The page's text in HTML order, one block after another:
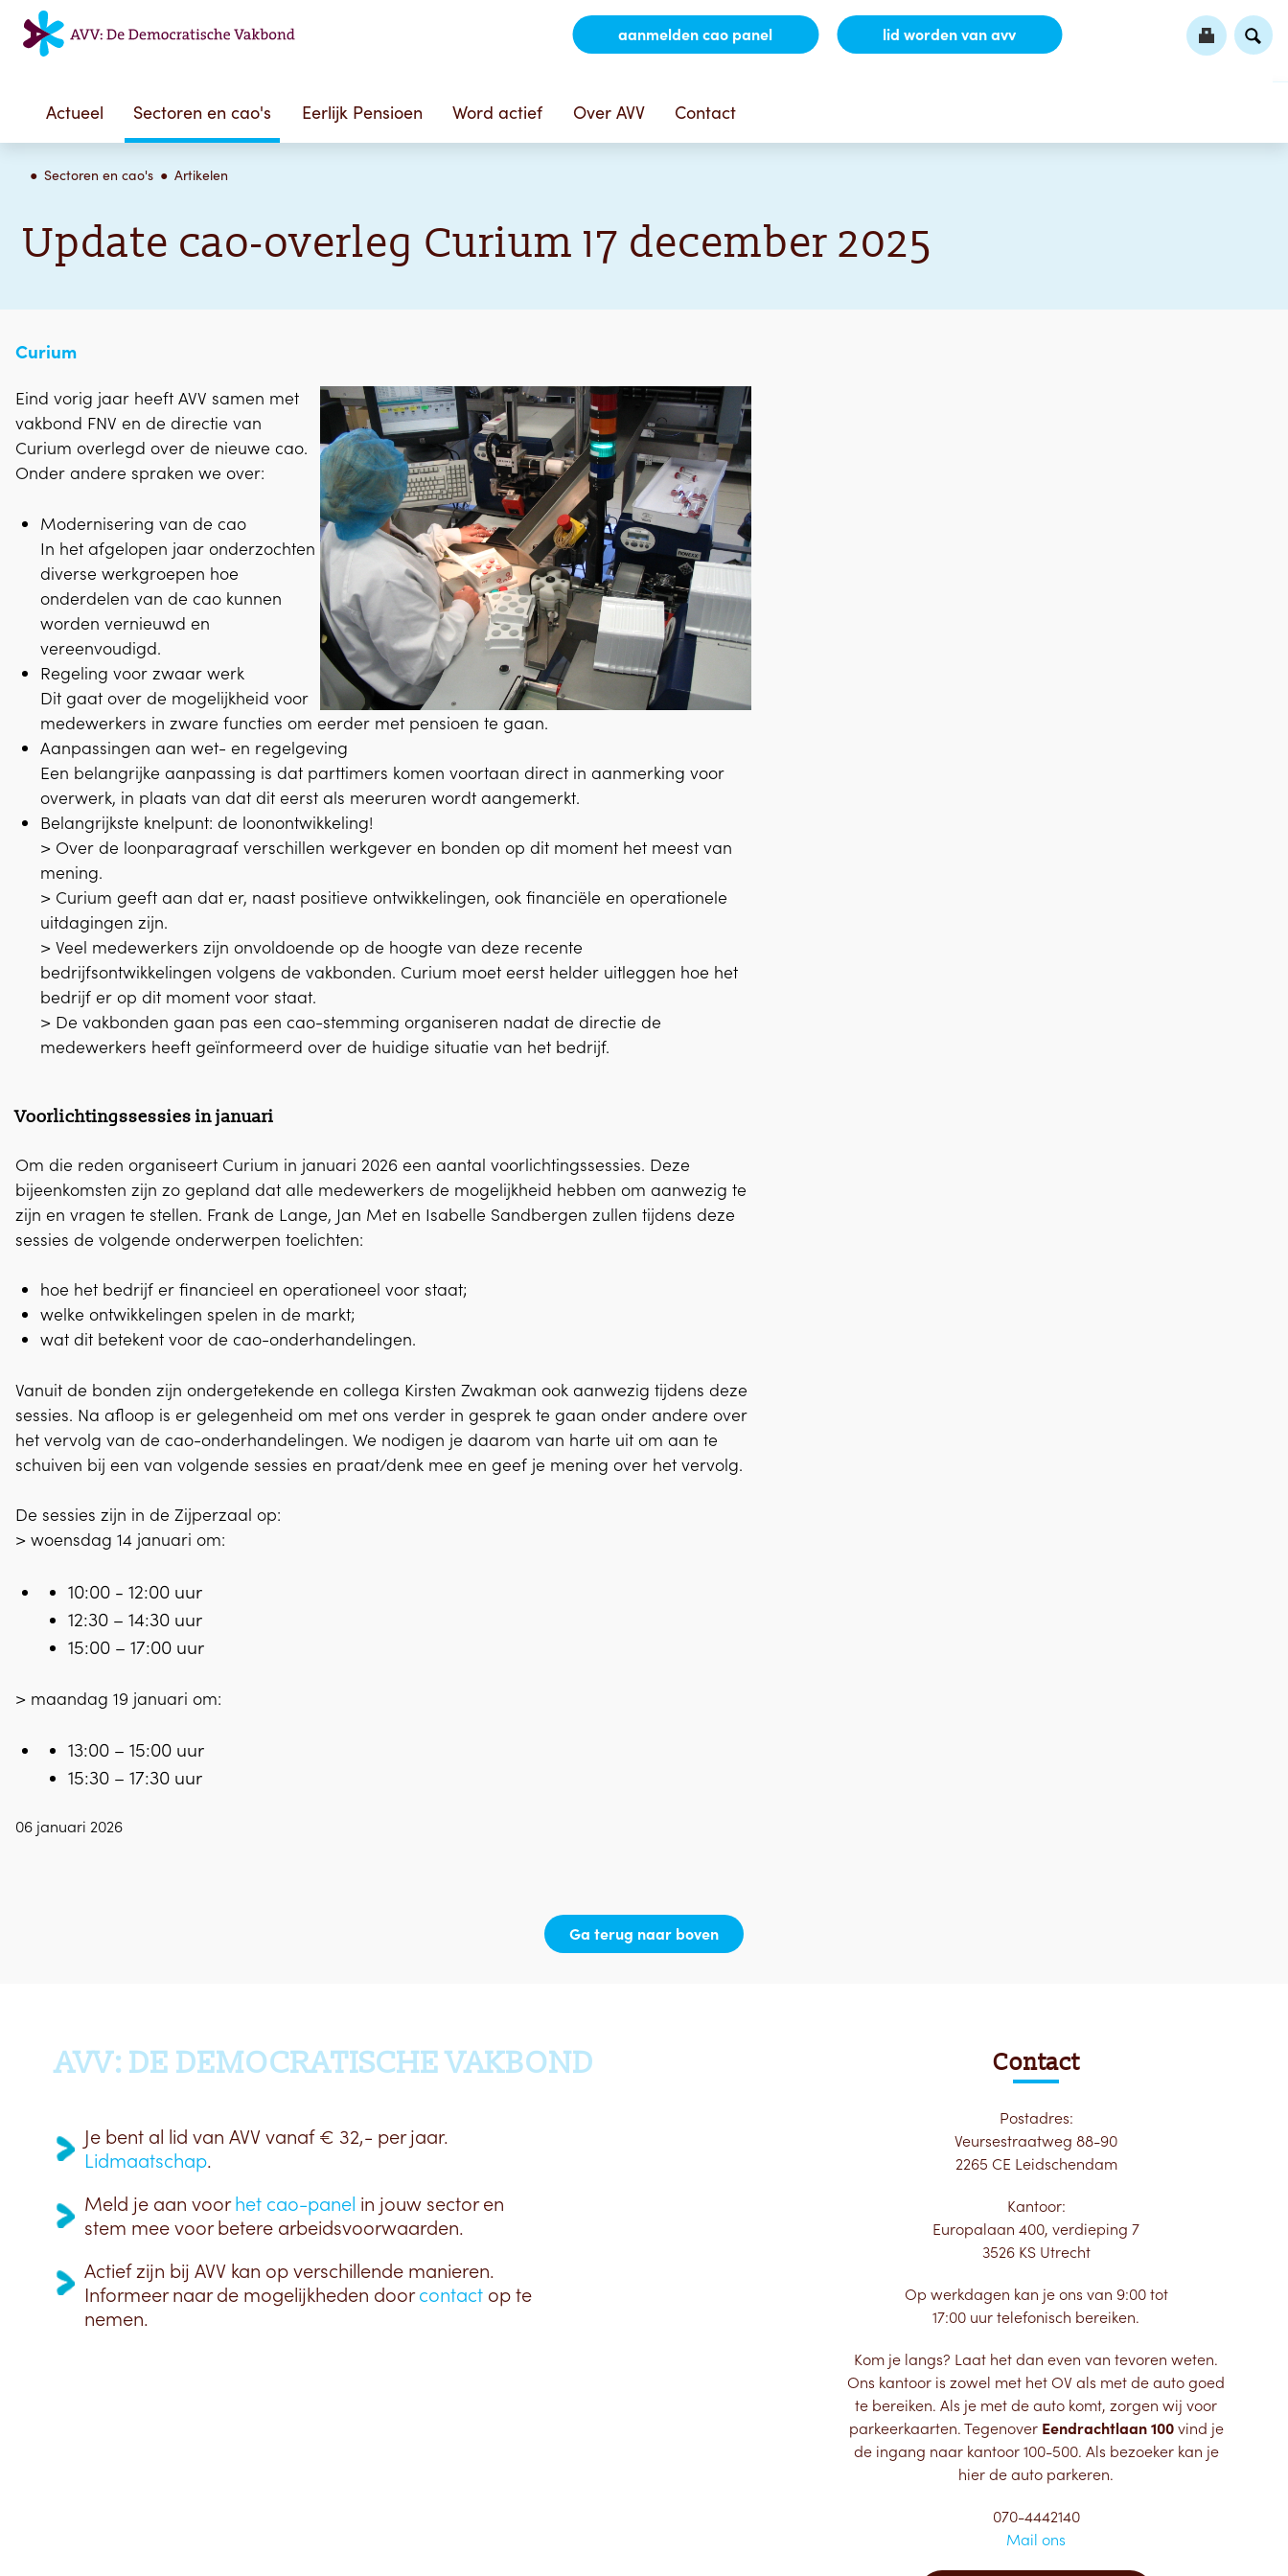
aanmelden cao panel lid worden van avv
Actueel Sectoren en cao's Eerlijk Pensioen Word actief Over AVV Contact
Sectoren en cao's Artikelen
Update cao-overleg Curium 17 december 2025
Curium
Eind vorig jaar heeft AVV samen met
vakbond FNV en de directie van
Curium overlegd over de nieuwe cao.
Onder andere spraken we over:
Modernisering van de cao
In het afgelopen jaar onderzochten
diverse werkgroepen hoe
onderdelen van de cao kunnen
worden vernieuwd en
vereenvoudigd.
Regeling voor zwaar werk
Dit gaat over de mogelijkheid voor
medewerkers in zware functies om eerder met pensioen te gaan.
Aanpassingen aan wet- en regelgeving
Een belangrijke aanpassing is dat parttimers komen voortaan direct in aanmerking voor
overwerk, in plaats van dat dit eerst als meeruren wordt aangemerkt.
Belangrijkste knelpunt: de loonontwikkeling!
> Over de loonparagraaf verschillen werkgever en bonden op dit moment het meest van
mening.
> Curium geeft aan dat er, naast positieve ontwikkelingen, ook financiële en operationele
uitdagingen zijn.
> Veel medewerkers zijn onvoldoende op de hoogte van deze recente
bedrijfsontwikkelingen volgens de vakbonden. Curium moet eerst helder uitleggen hoe het
bedrijf er op dit moment voor staat.
> De vakbonden gaan pas een cao-stemming organiseren nadat de directie de
medewerkers heeft geïnformeerd over de huidige situatie van het bedrijf.
Voorlichtingssessies in januari
Om die reden organiseert Curium in januari 2026 een aantal voorlichtingssessies. Deze
bijeenkomsten zijn zo gepland dat alle medewerkers de mogelijkheid hebben om aanwezig te
zijn en vragen te stellen. Frank de Lange, Jan Met en Isabelle Sandbergen zullen tijdens deze
sessies de volgende onderwerpen toelichten:
hoe het bedrijf er financieel en operationeel voor staat;
welke ontwikkelingen spelen in de markt;
wat dit betekent voor de cao-onderhandelingen.
Vanuit de bonden zijn ondergetekende en collega Kirsten Zwakman ook aanwezig tijdens deze
sessies. Na afloop is er gelegenheid om met ons verder in gesprek te gaan onder andere over
het vervolg van de cao-onderhandelingen. We nodigen je daarom van harte uit om aan te
schuiven bij een van volgende sessies en praat/denk mee en geef je mening over het vervolg.
De sessies zijn in de Zijperzaal op:
> woensdag 14 januari om:
10:00 - 12:00 uur
12:30 – 14:30 uur
15:00 – 17:00 uur
> maandag 19 januari om:
13:00 – 15:00 uur
15:30 – 17:30 uur
06 januari 2026
Ga terug naar boven
AVV: DE DEMOCRATISCHE VAKBOND
Je bent al lid van AVV vanaf € 32,- per jaar.
Lidmaatschap.
Meld je aan voorhet cao-panel in jouw sector en
stem mee voor betere arbeidsvoorwaarden.
Actief zijn bij AVV kan op verschillende manieren.
Informeer naar de mogelijkheden doorcontact op te
nemen.
Contact
Postadres:
Veursestraatweg 88-90
2265 CE Leidschendam
Kantoor:
Europalaan 400, verdieping 7
3526 KS Utrecht
Op werkdagen kan je ons van 9:00 tot
17:00 uur telefonisch bereiken.
Kom je langs? Laat het dan even van tevoren weten.
Ons kantoor is zowel met het OV als met de auto goed
te bereiken. Als je met de auto komt, zorgen wij voor
parkeerkaarten. Tegenover Eendrachtlaan 100vind je
de ingang naar kantoor 100-500. Als bezoeker kan je
hier de auto parkeren.
070-4442140
Mail ons